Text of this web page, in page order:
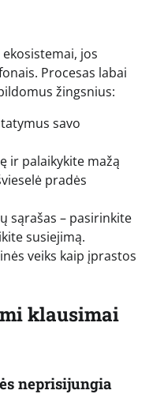
ekosistemai, jos
Procesas labai
žingsnius:
savo
ir palaikykite mažą
pradės
sąrašas – pasirinkite
susiejimą.
veiks kaip įprastos
klausimai
neprisijungia